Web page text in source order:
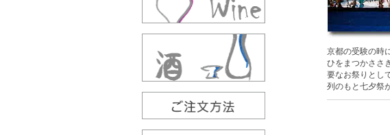
京都の受験の時
ひをまつかささ
要なお祭りとし
列のもと七夕祭